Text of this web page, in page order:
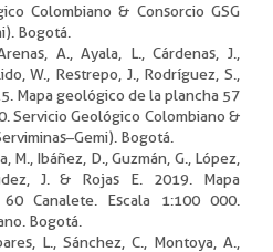
Colombiano & Consorcio GSG
Bogotá.
A., Ayala, L., Cárdenas, J.,
W., Restrepo, J., Rodríguez, S.,
Mapa geológico de la plancha 57
Servicio Geológico Colombiano &
Bogotá.
M., Ibáñez, D., Guzmán, G., López,
J. & Rojas E. 2019. Mapa
Canalete. Escala 1:100 000.
Bogotá.
L., Sánchez, C., Montoya, A.,